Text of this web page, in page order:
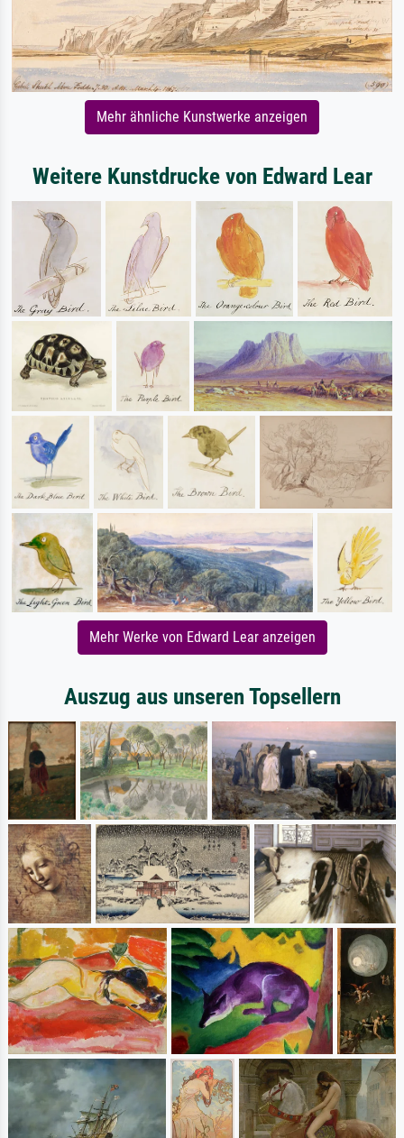
Mehr ähnliche Kunstwerke anzeigen
Weitere Kunstdrucke von Edward Lear
Mehr Werke von Edward Lear anzeigen
Auszug aus unseren Topsellern